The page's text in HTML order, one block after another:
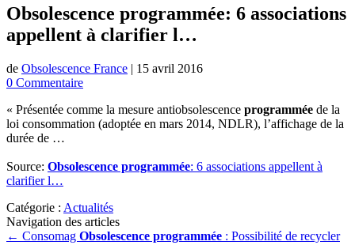
Obsolescence programmée: 6 associations
appellent à clarifier l…
de Obsolescence France | 15 avril 2016
0 Commentaire
« Présentée comme la mesure antiobsolescence programmée de la
loi consommation (adoptée en mars 2014, NDLR), l’affichage de la
durée de …
Source: Obsolescence programmée: 6 associations appellent à
clarifier l…
Catégorie : Actualités
Navigation des articles
← Consomag Obsolescence programmée : Possibilité de recycler